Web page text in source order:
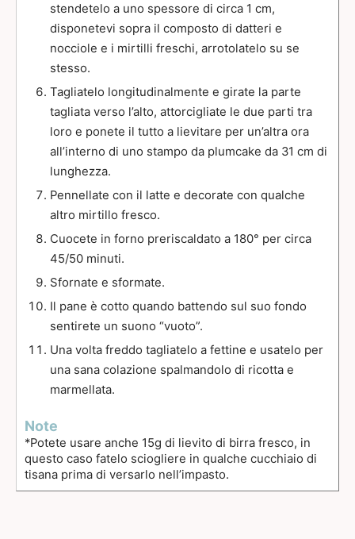
stendetelo a uno spessore di circa 1 cm,
disponetevi sopra il composto di datteri e
nocciole e i mirtilli freschi, arrotolatelo su se
stesso.
Tagliatelo longitudinalmente e girate la parte
tagliata verso l’alto, attorcigliate le due parti tra
loro e ponete il tutto a lievitare per un’altra ora
all’interno di uno stampo da plumcake da 31 cm di
lunghezza.
Pennellate con il latte e decorate con qualche
altro mirtillo fresco.
Cuocete in forno preriscaldato a 180° per circa
45/50 minuti.
Sfornate e sformate.
Il pane è cotto quando battendo sul suo fondo
sentirete un suono “vuoto”.
Una volta freddo tagliatelo a fettine e usatelo per
una sana colazione spalmandolo di ricotta e
marmellata.
Note
*Potete usare anche 15g di lievito di birra fresco, in
questo caso fatelo sciogliere in qualche cucchiaio di
tisana prima di versarlo nell’impasto.